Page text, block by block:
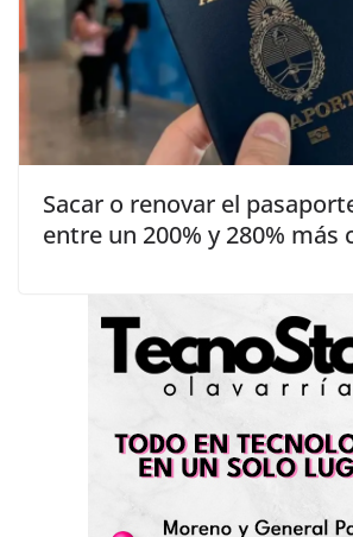
Sacar o renovar el
entre un 200% y 280% más